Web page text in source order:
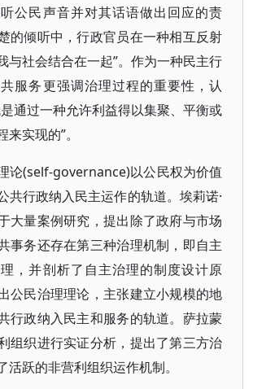
公民声音并对其话语做出回应的责
的倾听中，行政官员在一种相互反射
与社会结合在一起”。作为一种民主行
服务更强调治理过程的重要性，认
通过一种允许利益得以集聚、平衡或
实现的”。
论(self-governance)以公民权为价值
共行政纳入民主运作的轨道。埃莉诺·
大量案例研究，提出除了政府与市场
事务还存在第三种治理机制，即自主
，并剖析了自主治理的制度设计原
公民治理理论，主张建立小规模的地
行政纳入民主和服务的轨道。萨拉蒙
组织进行实证分析，提出了第三方治
活跃的非营利组织运作机制。